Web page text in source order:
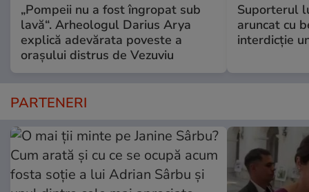
„Pompeii nu a fost îngropat sub
lavă“. Arheologul Darius Arya
explică adevărata poveste a
orașului distrus de Vezuviu
Suporterul
aruncat cu
interdicție
PARTENERI